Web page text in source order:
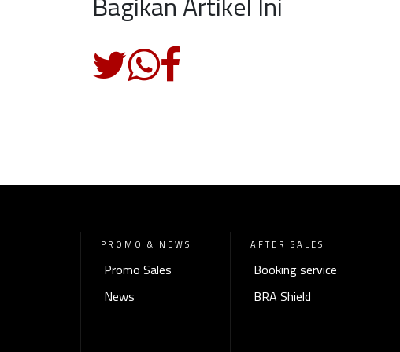
PROMO & NEWS
Promo Sales
News
AFTER SALES
Booking service
BRA Shield